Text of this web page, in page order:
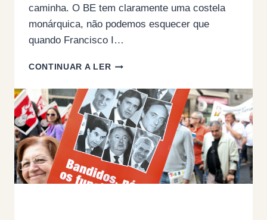
caminha. O BE tem claramente uma costela
monárquica, não podemos esquecer que
quando Francisco I…
CONTINUAR A LERDEMISSÃO…
DEMISSÃO!!!
(POR
JACINTO
FURTADO)